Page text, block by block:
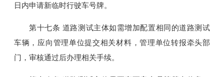
日内申请新临时行驶车号牌。
第十七条 道路测试主体如需增加配置相同的道路测试
车辆，应向管理单位提交相关材料，管理单位转报牵头部
门，审核通过后办理相关手续。